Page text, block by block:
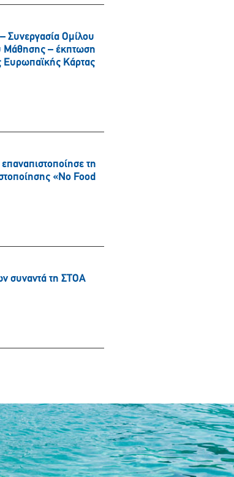
Συνεργασία Ομίλου
Μάθησης – έκπτωση
Ευρωπαϊκής Κάρτας
τη
«No Food
συναντά τη ΣΤΟΑ